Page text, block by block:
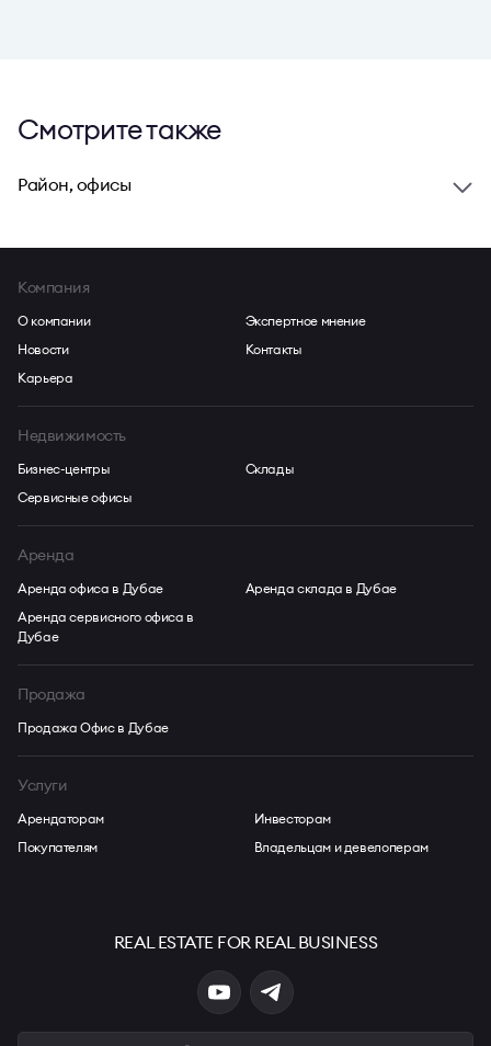
Смотрите также
Район, офисы
Компания
О компании
Новости
Карьера
Экспертное мнение
Контакты
Недвижимость
Бизнес-центры
Сервисные офисы
Склады
Аренда
Аренда офиса в Дубае
Аренда сервисного офиса в
Дубае
Аренда склада в Дубае
Продажа
Продажа Офис в Дубае
Услуги
Арендаторам
Покупателям
Инвесторам
Владельцам и девелоперам
REAL ESTATE FOR REAL BUSINESS